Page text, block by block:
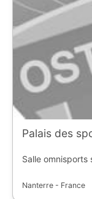
Palais des
Salle omnisports
Nanterre - France